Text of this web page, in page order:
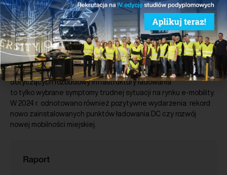
Pobierz
Przygotowane przez PSNM podsumowanie roku 2024 w polskim
sektorze nowej mobilności. Rok 2024 był bardzo trudny dla
zrównoważonego transportu. Pierwszy w historii spadek
rejestracji nowych samochodów elektrycznych rok do roku
oraz niski stopień wypełnienia unijnych wymogów (AFIR)
dotyczących rozbudowy infrastruktury ładowania
to tylko wybrane symptomy trudnej sytuacji na rynku e-mobility.
W 2024 r. odnotowano również pozytywne wydarzenia: rekord
nowo zainstalowanych punktów ładowania DC czy rozwój
nowej mobilności miejskiej.